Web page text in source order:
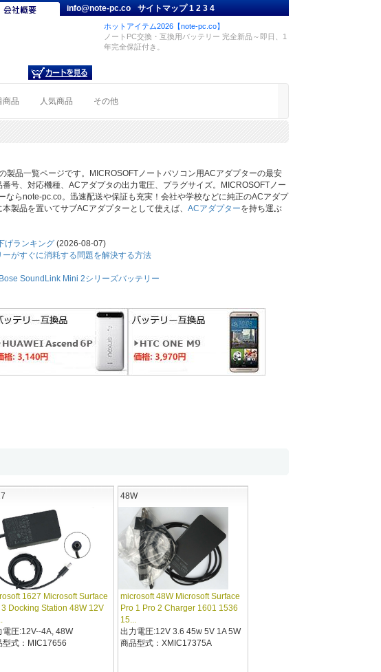
info@note-pc.co サイトマップ1234
ホットアイテム2026【note-pc.co】
ノートPC交換・互換用バッテリー 完全新品～即日、1
年完全保証付き。
商品 人気商品 その他
製品一覧ページです。MICROSOFTノートパソコン用ACアダプターの最安
号、対応機種、ACアダプタの出力電圧、プラグサイズ。MICROSOFTノー
ならnote-pc.co。迅速配送や保証も充実！会社や学校などに純正のACアダプ
製品を置いてサブACアダプターとして使えば、 ACアダプターを持ち運ぶ
げランキング(2026-08-07)
がすぐに消耗する問題を解決する方法
SoundLink Mini 2シリーズバッテリー
1627 Microsoft Surface
3 Docking Station 48W 12V
電圧:12V--4A, 48W
型式：MIC17656
48W
microsoft 48W Microsoft Surface
Pro 1 Pro 2 Charger 1601 1536
15...
出力電圧:12V 3.6 45w 5V 1A 5W
商品型式：XMIC17375A